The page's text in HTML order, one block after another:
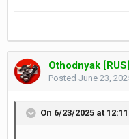
Othodnyak [RUS]
Posted June 23,
On 6/23/2025 at